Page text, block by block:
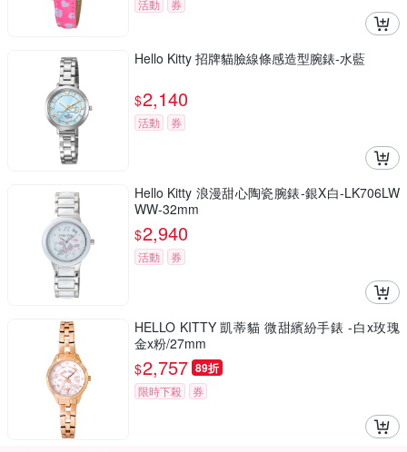
活動 券
Hello Kitty 招牌貓臉線條感造型腕錶-水藍
$2,140
活動 券
Hello Kitty 浪漫甜心陶瓷腕錶-銀X白-LK706LW
WW-32mm
$2,940
活動 券
HELLO KITTY 凱蒂貓 微甜繽紛手錶 -白x玫瑰
金x粉/27mm
$2,757 89折
限時下殺 券